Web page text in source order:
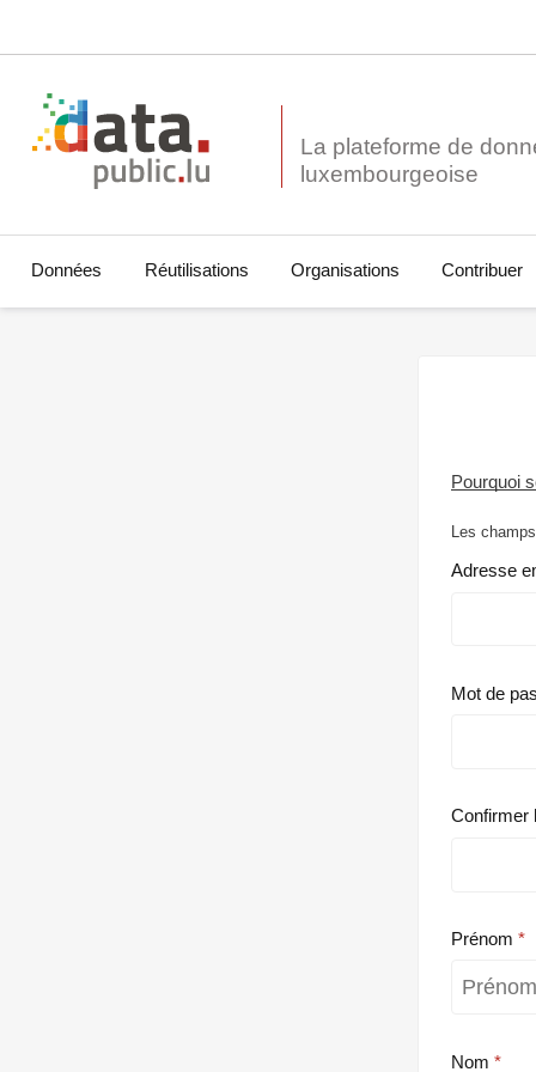
La plateforme de
Données Réutilisations Organisations Contribuer
Pourquoi
Les
Adresse
Mot de
Confirmer
Prénom
Nom